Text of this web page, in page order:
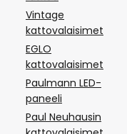
Vintage
kattovalaisimet
EGLO
kattovalaisimet
Paulmann LED-
paneeli
Paul Neuhausin